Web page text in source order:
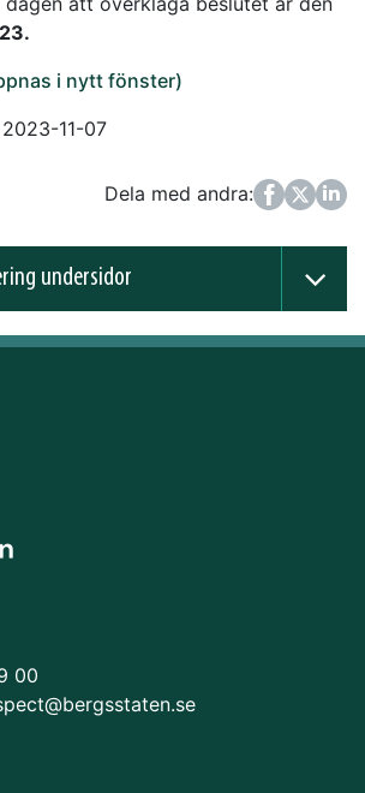
i nytt fönster)
11-07
Dela med andra:
FacebookTwitter
LinkedIn
undersidor
00